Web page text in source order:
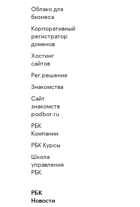
Облако для
бизнеса
Корпоративный
регистратор
доменов
Хостинг
сайтов
Рег.решения
Знакомства
Сайт
знакомств
podbor.ru
РБК
Компании
РБК Курсы
Школа
управления
РБК
РБК
Новости